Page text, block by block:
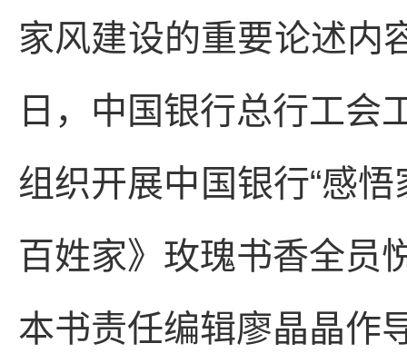
家风建设的重要论述内
日，中国银行总行工会
组织开展中国银行“感
百姓家》玫瑰书香全员
本书责任编辑廖晶晶作